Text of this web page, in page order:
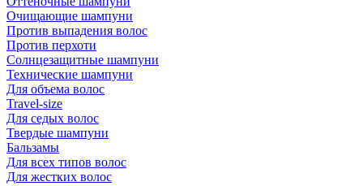
Очищающие шампуни
Против выпадения волос
Против перхоти
Солнцезащитные шампуни
Технические шампуни
Для объема волос
Travel-size
Для седых волос
Твердые шампуни
Бальзамы
Для всех типов волос
Для жестких волос